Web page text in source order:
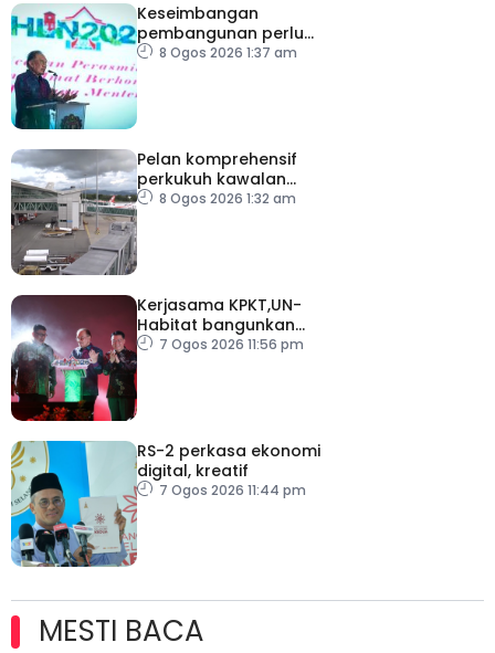
Keseimbangan
pembangunan perlu
ambil kira lokasi tumpuan
8 Ogos 2026 1:37 am
Pelan komprehensif
perkukuh kawalan
keselamatan di semua
8 Ogos 2026 1:32 am
Kerjasama KPKT,UN-
Habitat bangunkan
inisiatif My Public Space
7 Ogos 2026 11:56 pm
RS-2 perkasa ekonomi
digital, kreatif
7 Ogos 2026 11:44 pm
MESTI BACA